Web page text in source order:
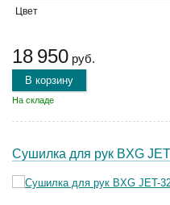
Цвет
18 950 руб.
В корзину
На складе
Сушилка для рук BXG